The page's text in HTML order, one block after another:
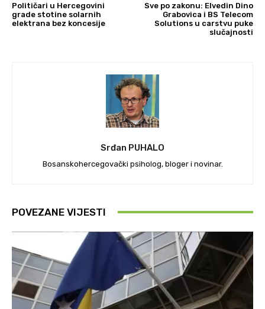
Političari u Hercegovini
grade stotine solarnih
elektrana bez koncesije
Sve po zakonu: Elvedin Dino
Grabovica i BS Telecom
Solutions u carstvu puke
slučajnosti
Srđan PUHALO
Bosanskohercegovački psiholog, bloger i novinar.
POVEZANE VIJESTI